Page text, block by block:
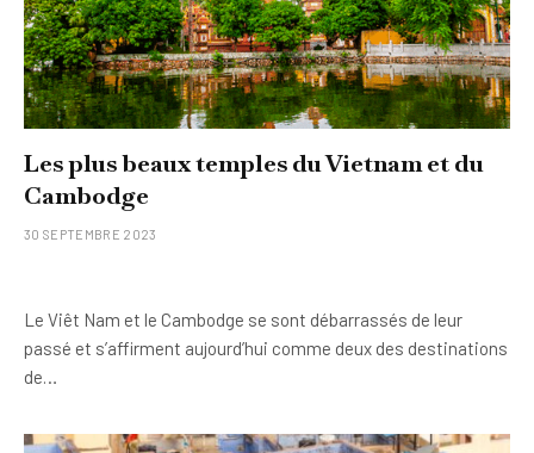
Les plus beaux temples du Vietnam et du
Cambodge
30 SEPTEMBRE 2023
Le Viêt Nam et le Cambodge se sont débarrassés de leur
passé et s’affirment aujourd’hui comme deux des destinations
de…